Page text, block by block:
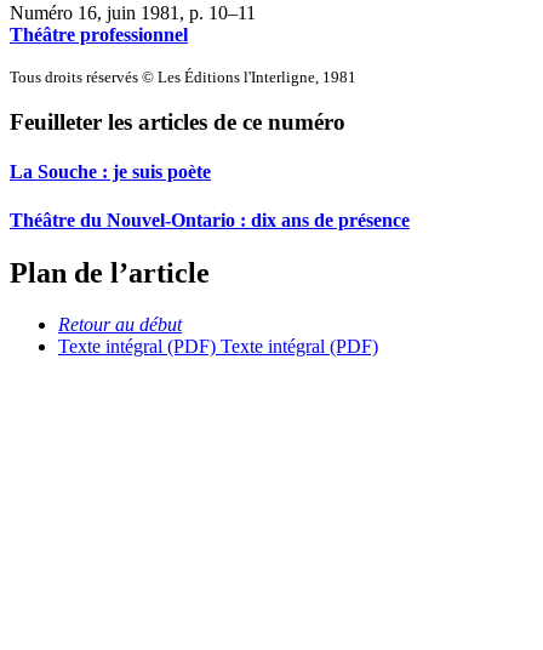
Numéro 16, juin 1981 , p. 10–11
Théâtre professionnel
Tous droits réservés © Les Éditions l'Interligne, 1981
Feuilleter les articles de ce numéro
La Souche : je suis poète
Théâtre du Nouvel-Ontario : dix ans de présence
Plan de l’article
Retour au début
Texte intégral (PDF) Texte intégral (PDF)